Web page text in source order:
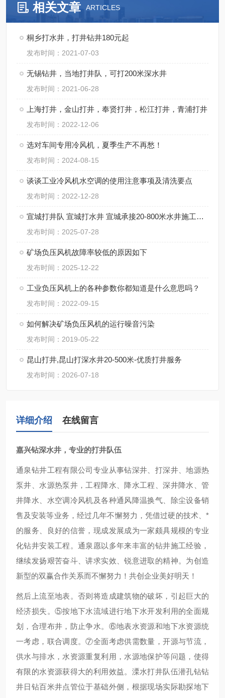
相关文章 ARTICLES
桐乡打水井，打井钻井180元起
发布时间：2021-07-03
无锡钻井，当地打井队，可打200米深水井
发布时间：2021-06-28
上海打井，金山打井，奉贤打井，松江打井，青浦打井
发布时间：2022-12-06
选对车间专用冷风机，夏季生产不再愁！
发布时间：2024-08-15
谈谈工业冷风机水空调的使用注意事项及清洗要点
发布时间：2022-12-28
宣城打井队 宣城打水井 宣城承接20-800米水井施工快捷
发布时间：2025-07-28
矿场负压风机故障率较低的原因如下
发布时间：2025-12-22
工业负压风机上的各种参数你都知道是什么意思吗？
发布时间：2022-09-15
如何解决矿场负压风机的运行噪音污染
发布时间：2019-05-22
昆山打井,昆山打深水井20-500米-优质打井服务
发布时间：2026-07-18
详细介绍 在线留言
嘉兴钻深水井，专业的打井队伍
通泉钻井工程有限公司专业从事钻深井、打深井、地源热
泵井、水源热泵井，工程降水、降水工程、深井降水、管
井降水、水空调冷风机及各种通风降温换气、除尘设备销
售及安装等业务，经过几年不懈努力，凭借过硬的技术、*
的服务、良好的信誉，现成发展成为一家颇具规模的专业
化钻井安装工程。通泉愿以多年来丰富的钻井施工经验，
继续发扬艰苦奋斗、讲求实效、锐意进取的精神。为创造
新型的双赢合作关系而不懈努力！共创企业美好明天！
然后上流至地表。否则将造成建筑物的破坏，引起巨大的
经济损失。⑤按地下水流域进行地下水开发利用的全面规
划，合理布井，防止争水。⑥地表水资源和地下水资源统
一考虑，联合调度。⑦全面考虑供需数量，开源与节流，
供水与排水，水资源重复利用，水源地保护等问题，使得
有限的水资源获得大的利用效益。溧水打井队伍潜孔钻钻
井日钻百米井点管位于基础外侧，根据现场实际勘探地下